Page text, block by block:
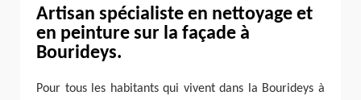
Artisan spécialiste en nettoyage et
en peinture sur la façade à
Bourideys.
Pour tous les habitants qui vivent dans la Bourideys à